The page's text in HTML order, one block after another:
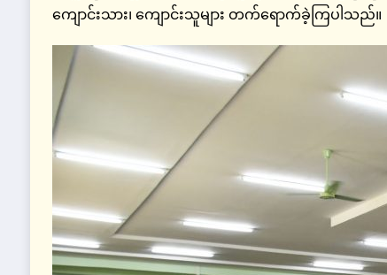
ကျောင်းသား၊ ကျောင်းသူများ တက်ရောက်ခဲ့ကြပါသည်။